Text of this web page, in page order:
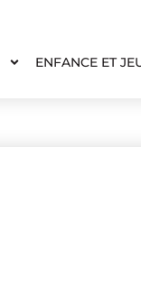
ENFANCE ET